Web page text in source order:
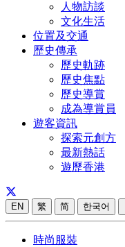
人物訪談
文化生活
位置及交通
歷史傳承
歷史軌跡
歷史焦點
歷史導賞
成為導賞員
遊客資訊
探索元創方
最新熱話
遊歷香港
EN 繁 简 한국어
時尚服裝